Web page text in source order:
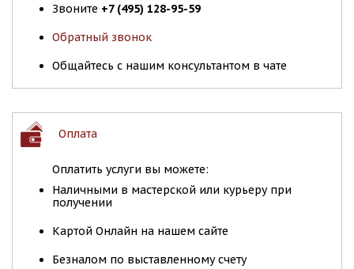
Звоните +7 (495) 128-95-59
Обратный звонок
Общайтесь с нашим консультантом в чате
Оплата
Оплатить услуги вы можете:
Наличными в мастерской или курьеру при
получении
Картой Онлайн на нашем сайте
Безналом по выставленному счету